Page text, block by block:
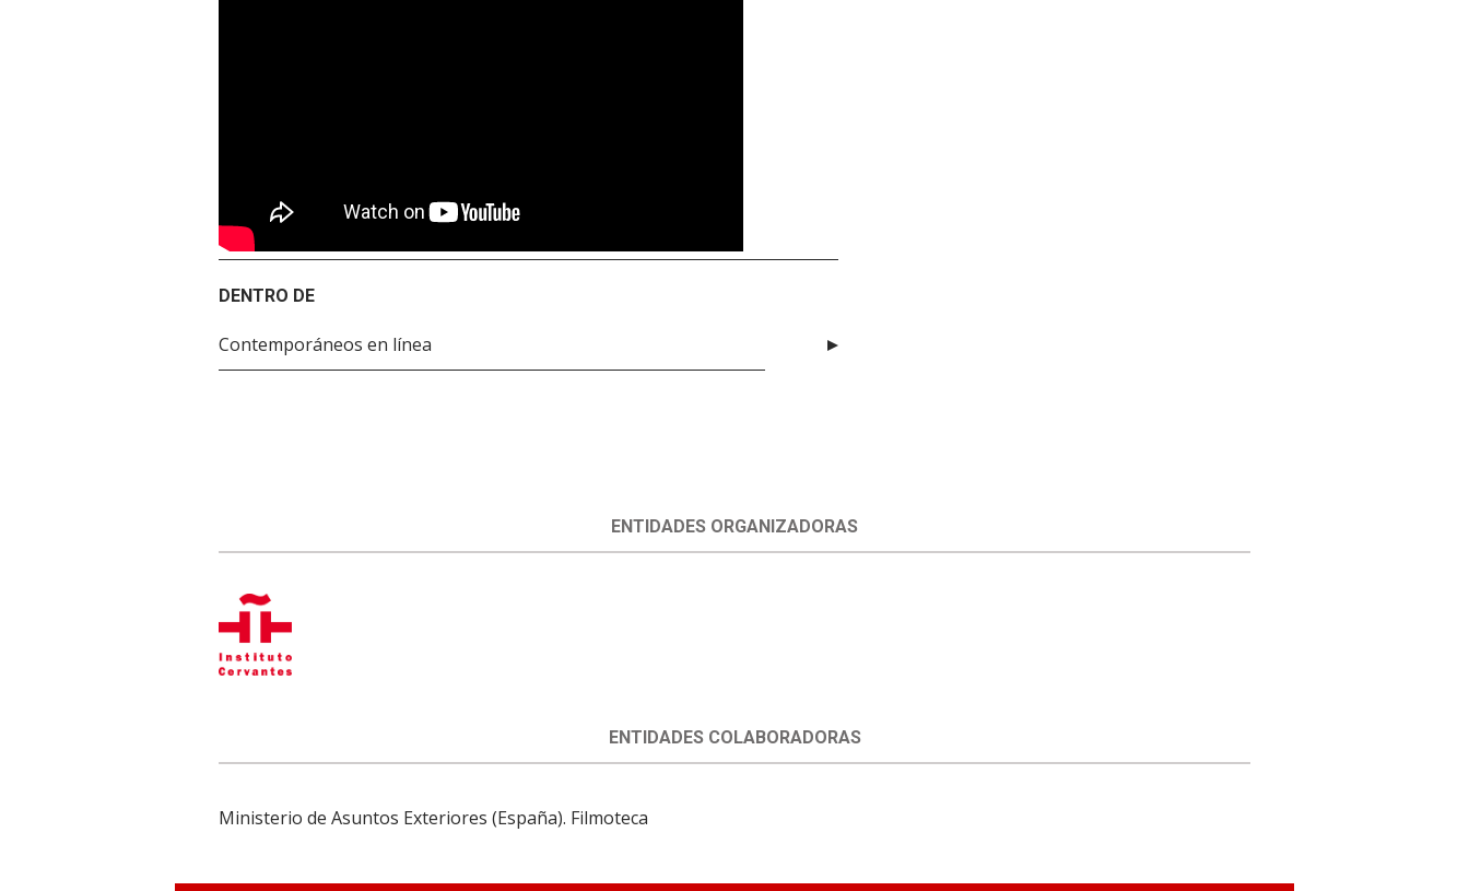
DENTRO DE
Contemporáneos en línea
ENTIDADES ORGANIZADORAS
ENTIDADES COLABORADORAS
Ministerio de Asuntos Exteriores (España). Filmoteca